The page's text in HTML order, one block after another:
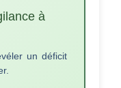
à
un déficit